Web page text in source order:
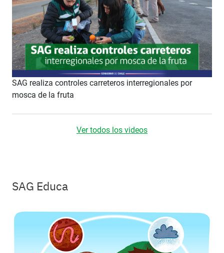
SAG realiza controles carreteros interregionales por
mosca de la fruta
Ver todos los videos
SAG Educa